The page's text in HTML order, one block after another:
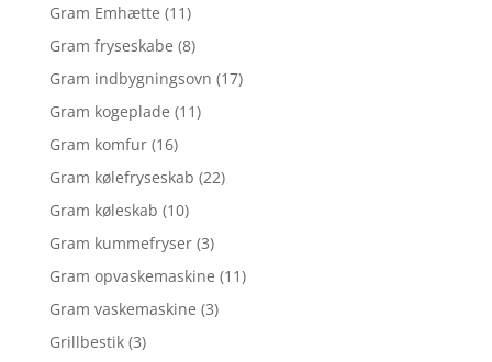
Gram Emhætte (11)
Gram fryseskabe (8)
Gram indbygningsovn (17)
Gram kogeplade (11)
Gram komfur (16)
Gram kølefryseskab (22)
Gram køleskab (10)
Gram kummefryser (3)
Gram opvaskemaskine (11)
Gram vaskemaskine (3)
Grillbestik (3)